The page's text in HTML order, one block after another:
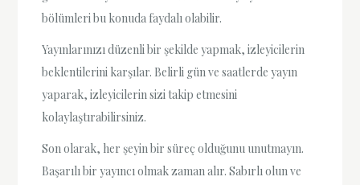
bölümleri bu konuda faydalı olabilir.
Yayınlarınızı düzenli bir şekilde yapmak, izleyicilerin
beklentilerini karşılar. Belirli gün ve saatlerde yayın
yaparak, izleyicilerin sizi takip etmesini
kolaylaştırabilirsiniz.
Son olarak, her şeyin bir süreç olduğunu unutmayın.
Başarılı bir yayıncı olmak zaman alır. Sabırlı olun ve